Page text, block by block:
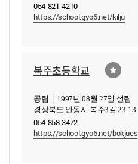
054-821-4210
https://school.gyo6.net/kilju
복주초등학교
공립 │ 1997년 08월 27일 설립
경상북도 안동시 복주3길 23-13
054-858-3472
https://school.gyo6.net/bokjues